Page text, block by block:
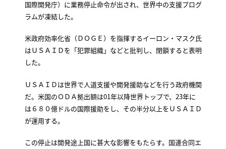
国際開発庁）に業務停止命令が出され、世界中の支援プログ
ラムが凍結した。
米政府効率化省（ＤＯＧＥ）を指揮するイーロン・マスク氏
はＵＳＡＩＤを「犯罪組織」などと批判し、閉鎖すると表明
した。
ＵＳＡＩＤは世界で人道支援や開発援助などを行う政府機関
だ。米国のＯＤＡ拠出額は01年以降世界トップで、23年に
は６８０億ドルの国際援助をし、その半分以上をＵＳＡＩＤ
が運用する。
この停止は開発途上国に甚大な影響をもたらす。国連合同エ